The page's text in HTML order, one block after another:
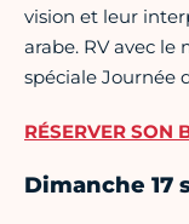
vision et leur
arabe. RV avec le
spéciale Journée
RÉSERVER SON
Dimanche 17